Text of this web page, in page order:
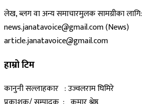
लेख, ब्लग वा अन्य समाचारमुलक सामग्रीका लागि:
news.janatavoice@gmail.com (News)
article.janatavoice@gmail.com
हाम्रो टिम
कानुनी सल्लाहकार : उज्वलराम घिमिरे